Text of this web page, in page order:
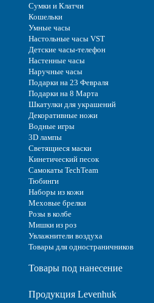
Сумки и Клатчи
Кошельки
Умные часы
Настольные часы VST
Детские часы-телефон
Настенные часы
Наручные часы
Подарки на 23 Февраля
Подарки на 8 Марта
Шкатулки для украшений
Декоративные ножи
Водные игры
3D лампы
Светящиеся маски
Кинетический песок
Самокаты TechTeam
Тюбинги
Наборы из кожи
Меховые брелки
Розы в колбе
Мишки из роз
Увлажнители воздуха
Товары для одностраничников
Товары под нанесение
Продукция Levenhuk